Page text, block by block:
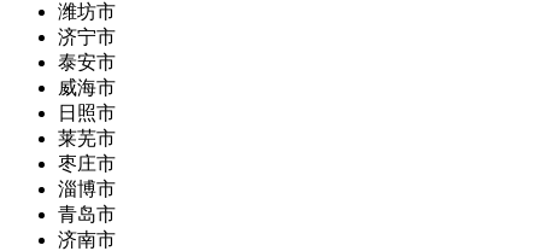
潍坊市
济宁市
泰安市
威海市
日照市
莱芜市
枣庄市
淄博市
青岛市
济南市